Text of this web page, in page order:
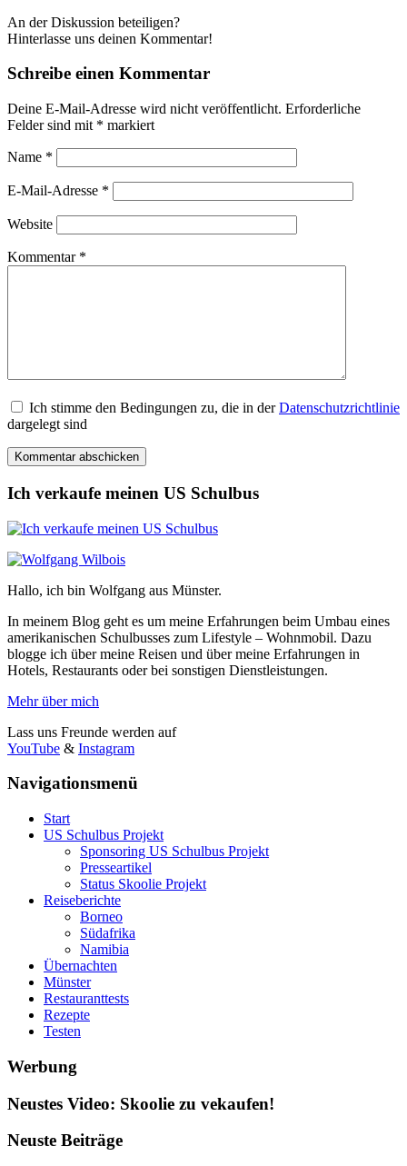
An der Diskussion beteiligen?
Hinterlasse uns deinen Kommentar!
Schreibe einen Kommentar
Deine E-Mail-Adresse wird nicht veröffentlicht. Erforderliche
Felder sind mit * markiert
Name *
E-Mail-Adresse *
Website
Kommentar *
Ich stimme den Bedingungen zu, die in derDatenschutzrichtlinie
dargelegt sind
Ich verkaufe meinen US Schulbus
Hallo, ich bin Wolfgang aus Münster.
In meinem Blog geht es um meine Erfahrungen beim Umbau eines
amerikanischen Schulbusses zum Lifestyle – Wohnmobil. Dazu
blogge ich über meine Reisen und über meine Erfahrungen in
Hotels, Restaurants oder bei sonstigen Dienstleistungen.
Mehr über mich
Lass uns Freunde werden auf
YouTube & Instagram
Navigationsmenü
Start
US Schulbus Projekt
Sponsoring US Schulbus Projekt
Presseartikel
Status Skoolie Projekt
Reiseberichte
Borneo
Südafrika
Namibia
Übernachten
Münster
Restauranttests
Rezepte
Testen
Werbung
Neustes Video: Skoolie zu vekaufen!
Neuste Beiträge